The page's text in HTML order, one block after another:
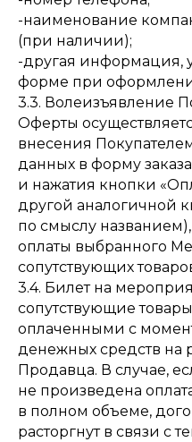
-наименование
(при наличии);
-другая информация,
форме при
3.3. Волеизъявление
Оферты
внесения
данных в форму
и нажатия кнопки
другой аналогичной
по смыслу
оплаты выбранного
сопутствующих
3.4. Билет на
сопутствующие
оплаченными с
денежных средств на
Продавца. В случае,
не произведена
в полном объеме,
расторгнут в связи с